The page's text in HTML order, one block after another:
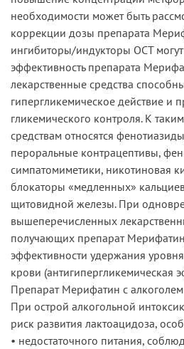
необходимости может быть
коррекции дозы препарата
ингибиторы/индукторы ОСТ могут
эффективность препарата
лекарственные средства
гипергликемическое действие и
гликемического контроля. К
средствам относятся
пероральные контрацептивы,
симпатомиметики, никотиновая
блокаторы «медленных»
щитовидной железы. При
вышеперечисленных
получающих препарат
эффективности удержания
крови (антигипергликемическая
Препарат Мерифатин с алкоголем
При острой алкогольной
риск развития лактоацидоза,
• недостаточного питания,